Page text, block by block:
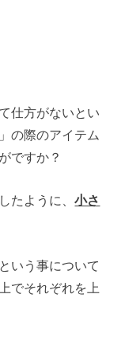
仕方がないとい
の際のアイテム
ですか？
たように、小さ
いう事について
でそれぞれを上